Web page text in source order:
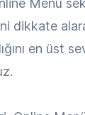
Menü
dikkate
en üst